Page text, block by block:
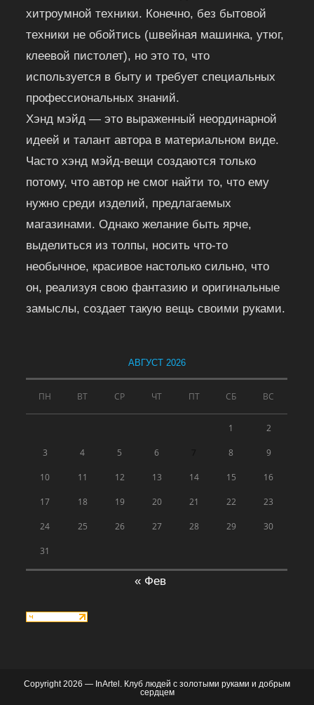
хитроумной техники. Конечно, без бытовой
техники не обойтись (швейная машинка, утюг,
клеевой пистолет), но это то, что
используется в быту и требует специальных
профессиональных знаний.
Хэнд мэйд — это выраженный неординарной
идеей и талант автора в материальном виде.
Часто хэнд мэйд-вещи создаются только
потому, что автор не смог найти то, что ему
нужно среди изделий, предлагаемых
магазинами. Однако желание быть ярче,
выделиться из толпы, носить что-то
необычное, красивое настолько сильно, что
он, реализуя свою фантазию и оригинальные
замыслы, создает такую вещь своими руками.
АВГУСТ 2026
ПН ВТ СР ЧТ ПТ СБ ВС
1 2
3 4 5 6 8 9
10 11 12 13 14 15 16
17 18 19 20 21 22 23
24 25 26 27 28 29 30
31
« Фев
Copyright 2026 — InArtel. Клуб людей с золотыми руками и добрым
сердцем